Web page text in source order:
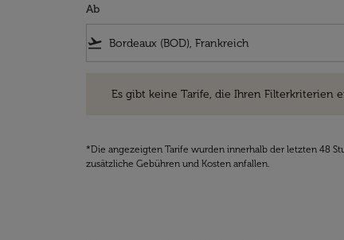
Ab
flight_takeoff
Es gibt keine Tarife, die Ihren Filterkriterien
*Die angezeigten Tarife wurden innerhalb der letzten 48
zusätzliche Gebühren und Kosten anfallen.